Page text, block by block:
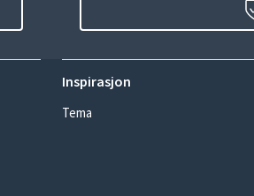
Inspirasjon
Tema